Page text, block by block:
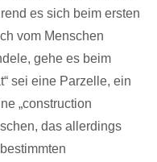
es sich beim ersten
vom Menschen
gehe es beim
sei eine Parzelle, ein
„construction
das allerdings